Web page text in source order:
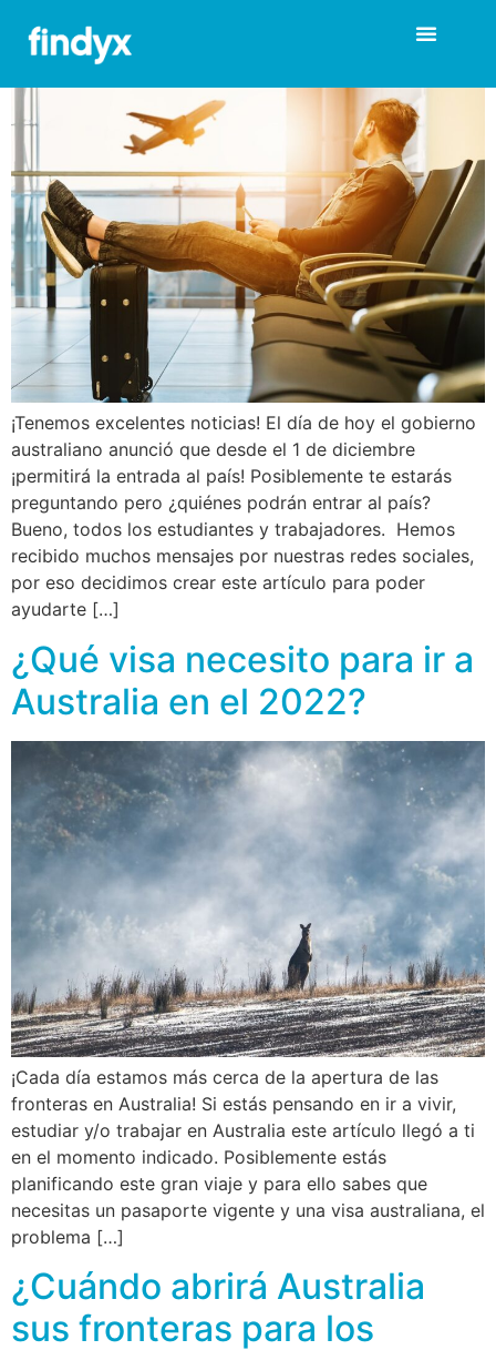
todo lo que necesitas saber
¡Tenemos excelentes noticias! El día de hoy el gobierno
australiano anunció que desde el 1 de diciembre
¡permitirá la entrada al país! Posiblemente te estarás
preguntando pero ¿quiénes podrán entrar al país?
Bueno, todos los estudiantes y trabajadores. Hemos
recibido muchos mensajes por nuestras redes sociales,
por eso decidimos crear este artículo para poder
ayudarte […]
¿Qué visa necesito para ir a
Australia en el 2022?
¡Cada día estamos más cerca de la apertura de las
fronteras en Australia! Si estás pensando en ir a vivir,
estudiar y/o trabajar en Australia este artículo llegó a ti
en el momento indicado. Posiblemente estás
planificando este gran viaje y para ello sabes que
necesitas un pasaporte vigente y una visa australiana, el
problema […]
¿Cuándo abrirá Australia
sus fronteras para los